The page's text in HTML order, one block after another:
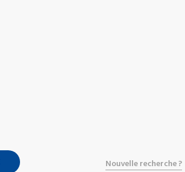
Nouvelle recherche ?